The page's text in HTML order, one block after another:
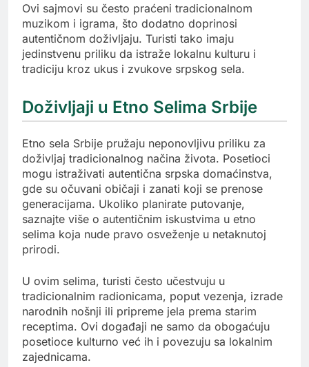
Ovi sajmovi su često praćeni tradicionalnom
muzikom i igrama, što dodatno doprinosi
autentičnom doživljaju. Turisti tako imaju
jedinstvenu priliku da istraže lokalnu kulturu i
tradiciju kroz ukus i zvukove srpskog sela.
Doživljaji u Etno Selima Srbije
Etno sela Srbije pružaju neponovljivu priliku za
doživljaj tradicionalnog načina života. Posetioci
mogu istraživati autentična srpska domaćinstva,
gde su očuvani običaji i zanati koji se prenose
generacijama. Ukoliko planirate putovanje,
saznajte više o autentičnim iskustvima u etno
selima koja nude pravo osveženje u netaknutoj
prirodi.
U ovim selima, turisti često učestvuju u
tradicionalnim radionicama, poput vezenja, izrade
narodnih nošnji ili pripreme jela prema starim
receptima. Ovi događaji ne samo da obogaćuju
posetioce kulturno već ih i povezuju sa lokalnim
zajednicama.